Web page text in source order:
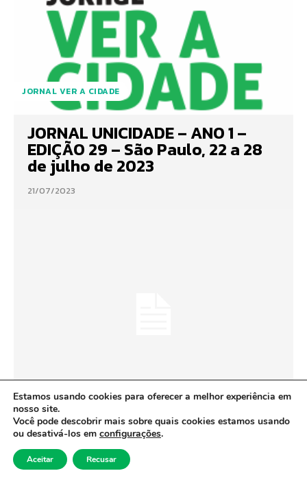
JORNAL VER A CIDADE
JORNAL UNICIDADE – ANO 1 –
EDIÇÃO 29 – São Paulo, 22 a 28
de julho de 2023
21/07/2023
JORNAL UNICIDADE
Operação Baixas Temperaturas
ultrapassa 280 mil
atendimentos
Estamos usando cookies para oferecer a melhor experiência em
nosso site.
Você pode descobrir mais sobre quais cookies estamos usando
ou desativá-los em configurações.
Aceitar Recusar